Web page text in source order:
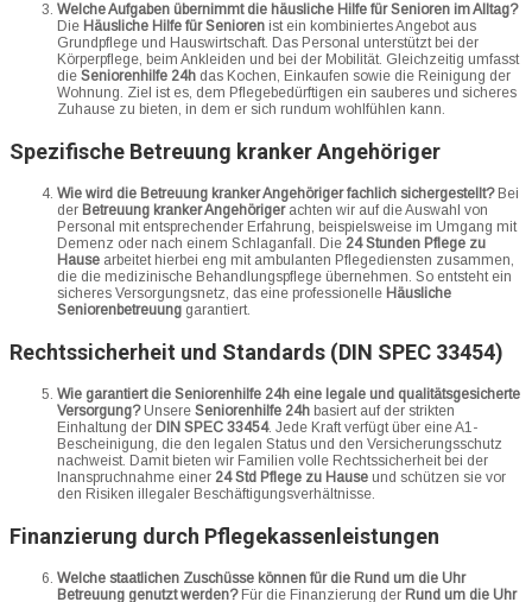
Welche Aufgaben übernimmt die häusliche Hilfe für Senioren im Alltag?
Die Häusliche Hilfe für Senioren ist ein kombiniertes Angebot aus
Grundpflege und Hauswirtschaft. Das Personal unterstützt bei der
Körperpflege, beim Ankleiden und bei der Mobilität. Gleichzeitig umfasst
die Seniorenhilfe 24h das Kochen, Einkaufen sowie die Reinigung der
Wohnung. Ziel ist es, dem Pflegebedürftigen ein sauberes und sicheres
Zuhause zu bieten, in dem er sich rundum wohlfühlen kann.
Spezifische Betreuung kranker Angehöriger
Wie wird die Betreuung kranker Angehöriger fachlich sichergestellt?Bei
der Betreuung kranker Angehörigerachten wir auf die Auswahl von
Personal mit entsprechender Erfahrung, beispielsweise im Umgang mit
Demenz oder nach einem Schlaganfall. Die 24 Stunden Pflege zu
Hause arbeitet hierbei eng mit ambulanten Pflegediensten zusammen,
die die medizinische Behandlungspflege übernehmen. So entsteht ein
sicheres Versorgungsnetz, das eine professionelle Häusliche
Seniorenbetreuung garantiert.
Rechtssicherheit und Standards (DIN SPEC 33454)
Wie garantiert die Seniorenhilfe 24h eine legale und qualitätsgesicherte
Versorgung?Unsere Seniorenhilfe 24h basiert auf der strikten
Einhaltung der DIN SPEC 33454. Jede Kraft verfügt über eine A1-
Bescheinigung, die den legalen Status und den Versicherungsschutz
nachweist. Damit bieten wir Familien volle Rechtssicherheit bei der
Inanspruchnahme einer 24 Std Pflege zu Hause und schützen sie vor
den Risiken illegaler Beschäftigungsverhältnisse.
Finanzierung durch Pflegekassenleistungen
Welche staatlichen Zuschüsse können für die Rund um die Uhr
Betreuung genutzt werden?Für die Finanzierung der Rund um die Uhr